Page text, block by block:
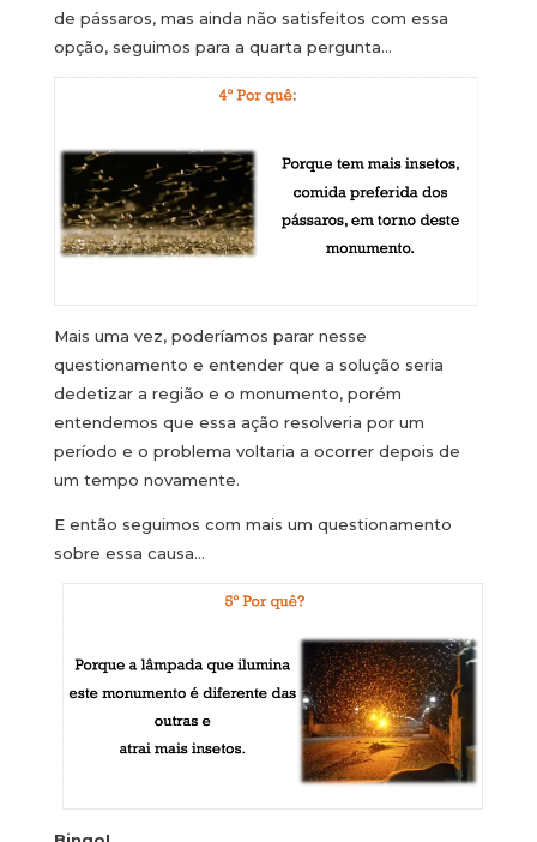
de pássaros, mas ainda não satisfeitos com essa
opção, seguimos para a quarta pergunta…
Mais uma vez, poderíamos parar nesse
questionamento e entender que a solução seria
dedetizar a região e o monumento, porém
entendemos que essa ação resolveria por um
período e o problema voltaria a ocorrer depois de
um tempo novamente.
E então seguimos com mais um questionamento
sobre essa causa…